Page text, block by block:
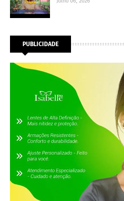
PUBLICIDADE